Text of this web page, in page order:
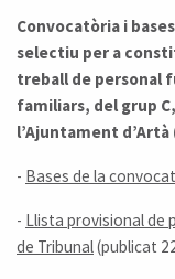
Convocatòria i
selectiu per a
treball de personal
familiars, del grup
l’Ajuntament d’Artà
- Bases de la
- Llista provisional de
de Tribunal(publicat